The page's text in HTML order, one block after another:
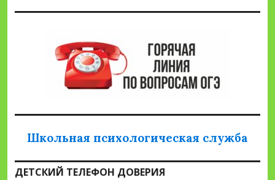
Школьная психологическая служба
ДЕТСКИЙ ТЕЛЕФОН ДОВЕРИЯ